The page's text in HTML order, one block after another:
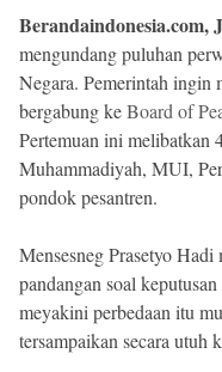
Berandaindonesia.com,
mengundang puluhan
Negara. Pemerintah ingin
bergabung keBoard of
Pertemuan ini
Muhammadiyah, MUI,
pondok pesantren.
Mensesneg Prasetyo Hadi
pandangan soal
meyakini perbedaan itu
tersampaikan secara utuh